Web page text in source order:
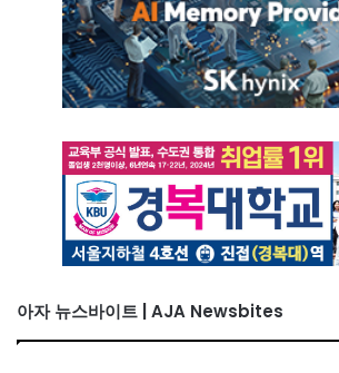
아자 뉴스바이트 | AJA Newsbites